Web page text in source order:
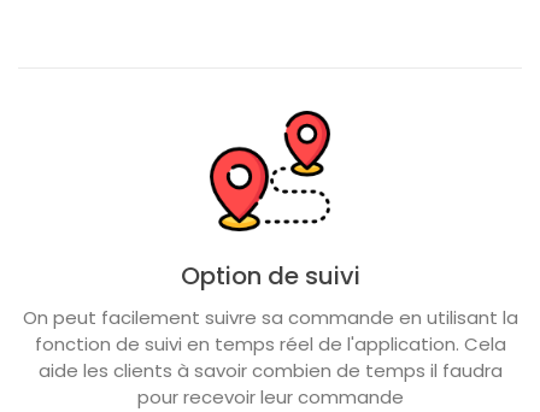
Option de suivi
On peut facilement suivre sa commande en utilisant la
fonction de suivi en temps réel de l'application. Cela
aide les clients à savoir combien de temps il faudra
pour recevoir leur commande